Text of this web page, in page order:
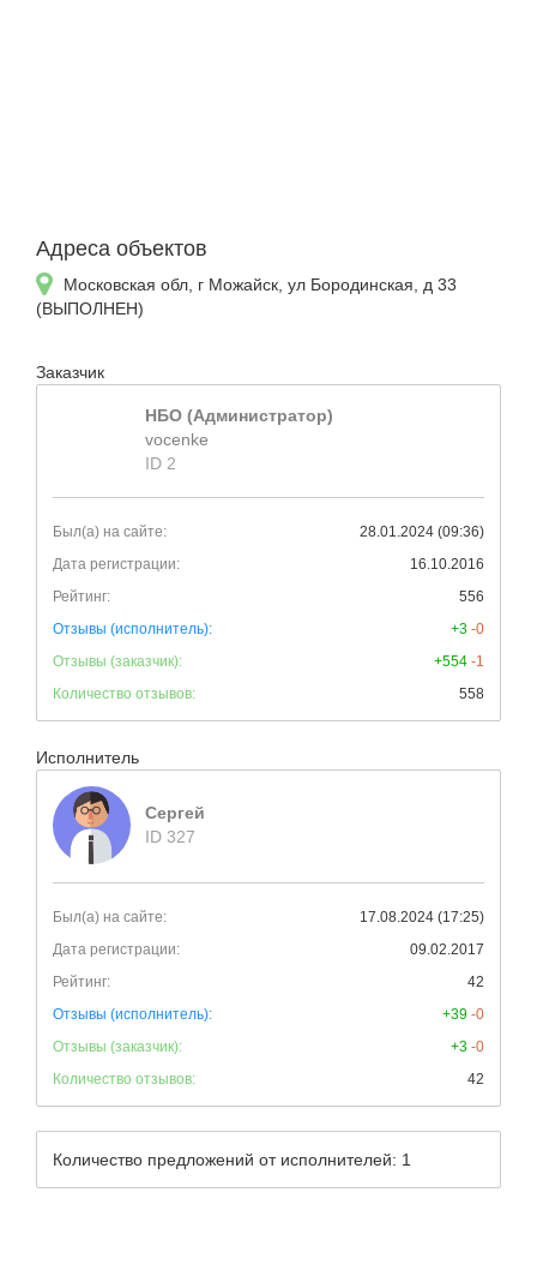
Адреса объектов
Московская обл, г Можайск, ул Бородинская, д 33
(ВЫПОЛНЕН)
Заказчик
НБО (Администратор)
vocenke
ID 2
Был(а) на сайте:
28.01.2024 (09:36)
Дата регистрации:
16.10.2016
Рейтинг:
556
Отзывы (исполнитель):
+3 -0
Отзывы (заказчик):
+554 -1
Количество отзывов:
558
Исполнитель
Сергей
ID 327
Был(а) на сайте:
17.08.2024 (17:25)
Дата регистрации:
09.02.2017
Рейтинг:
42
Отзывы (исполнитель):
+39 -0
Отзывы (заказчик):
+3 -0
Количество отзывов:
42
Количество предложений от исполнителей: 1